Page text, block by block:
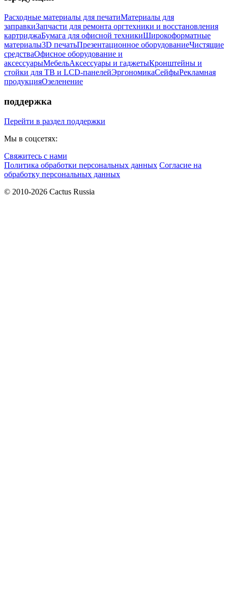
Расходные материалы для печатиМатериалы для
заправкиЗапчасти для ремонта оргтехники и восстановления
картриджаБумага для офисной техникиШирокоформатные
материалы3D печатьПрезентационное оборудованиеЧистящие
средстваОфисное оборудование и
аксессуарыМебельАксессуары и гаджетыКронштейны и
стойки для ТВ и LCD-панелейЭргономикаСейфыРекламная
продукцияОзеленение
поддержка
Перейти в раздел поддержки
Мы в соцсетях:
Свяжитесь с нами
Политика обработки персональных данных Согласие на
обработку персональных данных
© 2010-2026 Cactus Russia